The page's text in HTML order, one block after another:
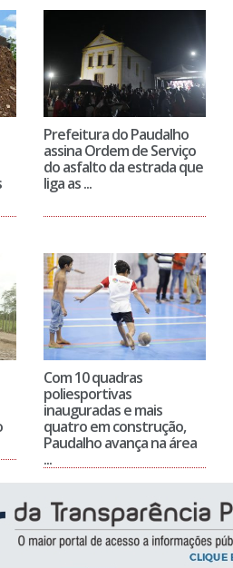
Prefeitura do Paudalho
assina Ordem de Serviço
do asfalto da estrada que
liga as ...
Com 10 quadras
poliesportivas
inauguradas e mais
quatro em construção,
Paudalho avança na área
...
DENTRO